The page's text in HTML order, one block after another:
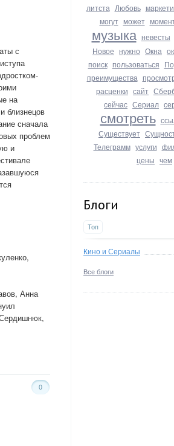
литста Любовь
могут может
музыка невесты
Новое нужно Окна
поиск пользоваться
преимущества
расценки сайт
сейчас Сериал
смотреть
Существует
Телеграмм услуги
цены чем
Блоги
Топ
Кино и Сериалы
Все блоги
с
на
близнецов
сначала
проблем
и
Анна
0